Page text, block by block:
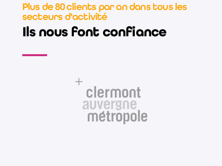
Plus de 80 clients par an dans tous les
secteurs d'activité
Ils nous font confiance